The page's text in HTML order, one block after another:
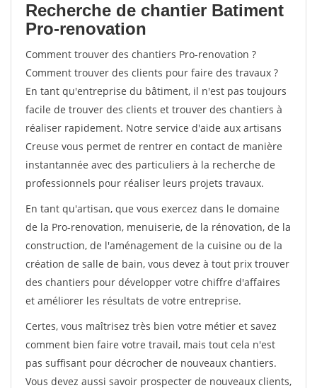
Recherche de chantier Batiment
Pro-renovation
Comment trouver des chantiers Pro-renovation ?
Comment trouver des clients pour faire des travaux ?
En tant qu'entreprise du bâtiment, il n'est pas toujours
facile de trouver des clients et trouver des chantiers à
réaliser rapidement. Notre service d'aide aux artisans
Creuse vous permet de rentrer en contact de manière
instantannée avec des particuliers à la recherche de
professionnels pour réaliser leurs projets travaux.
En tant qu'artisan, que vous exercez dans le domaine
de la Pro-renovation, menuiserie, de la rénovation, de la
construction, de l'aménagement de la cuisine ou de la
création de salle de bain, vous devez à tout prix trouver
des chantiers pour développer votre chiffre d'affaires
et améliorer les résultats de votre entreprise.
Certes, vous maîtrisez très bien votre métier et savez
comment bien faire votre travail, mais tout cela n'est
pas suffisant pour décrocher de nouveaux chantiers.
Vous devez aussi savoir prospecter de nouveaux clients,